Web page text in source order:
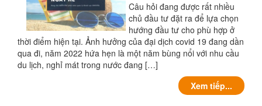
Câu hỏi đang được rất nhiều
chủ đầu tư đặt ra để lựa chọn
hướng đầu tư cho phù hợp ở
thời điểm hiện tại. Ảnh hưởng của đại dịch covid 19 đang dần
qua đi, năm 2022 hứa hẹn là một năm bùng nổi với nhu cầu
du lịch, nghỉ mát trong nước đang […]
Xem tiếp...